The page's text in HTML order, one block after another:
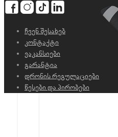
ჩვენ შესახებ
კონტაქტი
ვაკანსიები
გარანტია
დრონის რეგულაციები
წესები და პირობები